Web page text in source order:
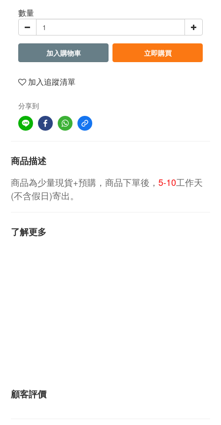
數量
加入購物車 立即購買
加入追蹤清單
分享到
商品描述
商品為少量現貨+預購，商品下單後， 5-10工作天
(不含假日)寄出。
了解更多
顧客評價